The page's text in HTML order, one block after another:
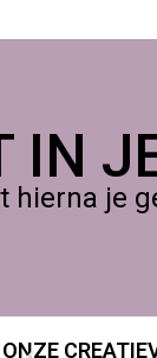
IN
hierna je
ONZE